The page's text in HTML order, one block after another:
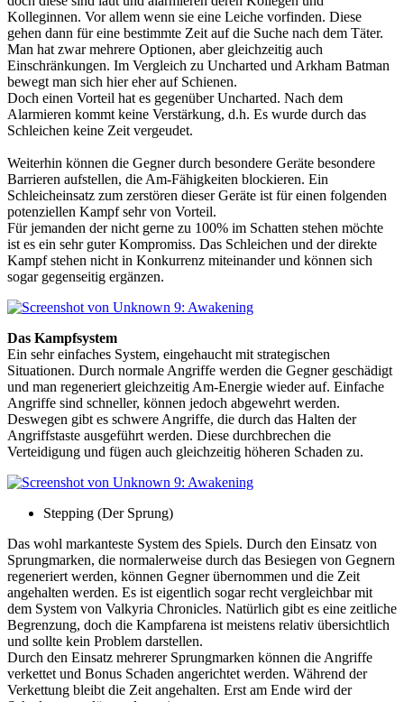
Kolleginnen. Vor allem wenn sie eine Leiche vorfinden. Diese
gehen dann für eine bestimmte Zeit auf die Suche nach dem Täter.
Man hat zwar mehrere Optionen, aber gleichzeitig auch
Einschränkungen. Im Vergleich zu Uncharted und Arkham Batman
bewegt man sich hier eher auf Schienen.
Doch einen Vorteil hat es gegenüber Uncharted. Nach dem
Alarmieren kommt keine Verstärkung, d.h. Es wurde durch das
Schleichen keine Zeit vergeudet.
Weiterhin können die Gegner durch besondere Geräte besondere
Barrieren aufstellen, die Am-Fähigkeiten blockieren. Ein
Schleicheinsatz zum zerstören dieser Geräte ist für einen folgenden
potenziellen Kampf sehr von Vorteil.
Für jemanden der nicht gerne zu 100% im Schatten stehen möchte
ist es ein sehr guter Kompromiss. Das Schleichen und der direkte
Kampf stehen nicht in Konkurrenz miteinander und können sich
sogar gegenseitig ergänzen.
Das Kampfsystem
Ein sehr einfaches System, eingehaucht mit strategischen
Situationen. Durch normale Angriffe werden die Gegner geschädigt
und man regeneriert gleichzeitig Am-Energie wieder auf. Einfache
Angriffe sind schneller, können jedoch abgewehrt werden.
Deswegen gibt es schwere Angriffe, die durch das Halten der
Angriffstaste ausgeführt werden. Diese durchbrechen die
Verteidigung und fügen auch gleichzeitig höheren Schaden zu.
Stepping (Der Sprung)
Das wohl markanteste System des Spiels. Durch den Einsatz von
Sprungmarken, die normalerweise durch das Besiegen von Gegnern
regeneriert werden, können Gegner übernommen und die Zeit
angehalten werden. Es ist eigentlich sogar recht vergleichbar mit
dem System von Valkyria Chronicles. Natürlich gibt es eine zeitliche
Begrenzung, doch die Kampfarena ist meistens relativ übersichtlich
und sollte kein Problem darstellen.
Durch den Einsatz mehrerer Sprungmarken können die Angriffe
verkettet und Bonus Schaden angerichtet werden. Während der
Verkettung bleibt die Zeit angehalten. Erst am Ende wird der